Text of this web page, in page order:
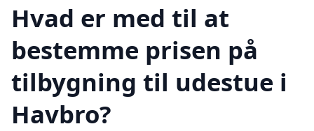
Hvad er med til at
bestemme prisen på
tilbygning til udestue i
Havbro?